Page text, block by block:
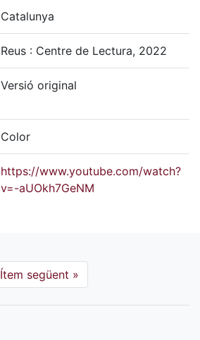
Catalunya
Reus : Centre de Lectura, 2022
Versió original
Color
https://www.youtube.com/watch?
v=-aUOkh7GeNM
Ítem següent »